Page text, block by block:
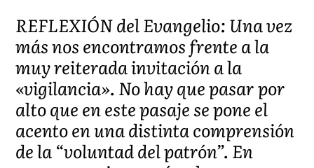
REFLEXIÓN del Evangelio: Una vez
más nos encontramos frente a la
muy reiterada invitación a la
«vigilancia». No hay que pasar por
alto que en este pasaje se pone el
acento en una distinta comprensión
de la “voluntad del patrón”. En